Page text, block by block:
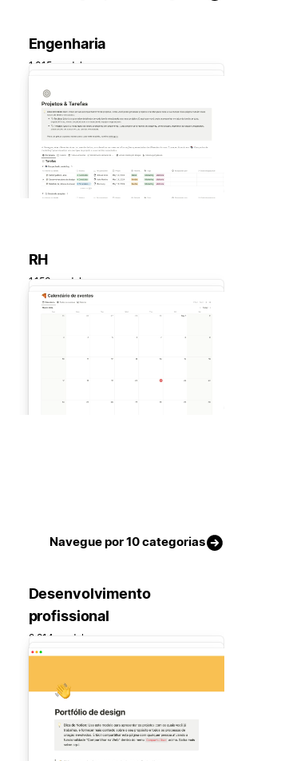
Engenharia
1.015 modelo
RH
1.153 modelo
Navegue por 10 categorias
Desenvolvimento
profissional
2.814 modelos